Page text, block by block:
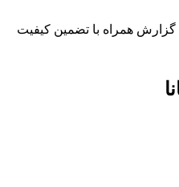
همراه با تضمین کیفیت